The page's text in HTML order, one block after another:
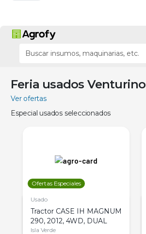
Feria usados Venturino
Ver ofertas
Especial usados seleccionados
Ofertas Especiales
Usado
Tractor CASE IH MAGNUM
290, 2012, 4WD, DUAL
Isla Verde